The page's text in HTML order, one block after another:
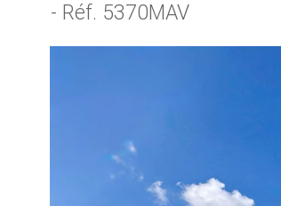
- Réf. 5370MAV